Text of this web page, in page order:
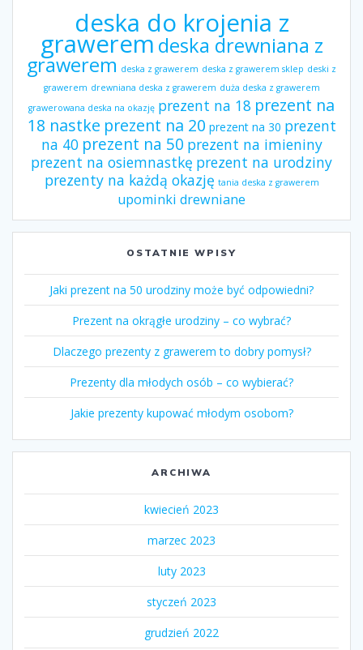
deska do krojenia z
grawerem deska drewniana z
grawerem deska z grawerem deska z grawerem sklep deski z
grawerem drewniana deska z grawerem duża deska z grawerem
grawerowana deska na okazję prezent na 18 prezent na
18 nastke prezent na 20 prezent na 30 prezent
na 40 prezent na 50 prezent na imieniny
prezent na osiemnastkę prezent na urodziny
prezenty na każdą okazję tania deska z grawerem
upominki drewniane
OSTATNIE WPISY
Jaki prezent na 50 urodziny może być odpowiedni?
Prezent na okrągłe urodziny – co wybrać?
Dlaczego prezenty z grawerem to dobry pomysł?
Prezenty dla młodych osób – co wybierać?
Jakie prezenty kupować młodym osobom?
ARCHIWA
kwiecień 2023
marzec 2023
luty 2023
styczeń 2023
grudzień 2022